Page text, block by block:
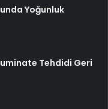
Yoğunluk
Tehdidi Geri